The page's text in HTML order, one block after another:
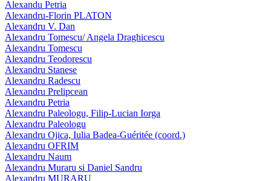
Alexandu Petria
Alexandru-Florin PLATON
Alexandru V. Dan
Alexandru Tomescu/ Angela Draghicescu
Alexandru Tomescu
Alexandru Teodorescu
Alexandru Stanese
Alexandru Radescu
Alexandru Prelipcean
Alexandru Petria
Alexandru Paleologu, Filip-Lucian Iorga
Alexandru Paleologu
Alexandru Ojica, Iulia Badea-Guéritée (coord.)
Alexandru OFRIM
Alexandru Naum
Alexandru Muraru si Daniel Sandru
Alexandru MURARU